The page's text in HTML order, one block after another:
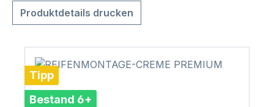
Produktdetails drucken
Tipp
Bestand 6+